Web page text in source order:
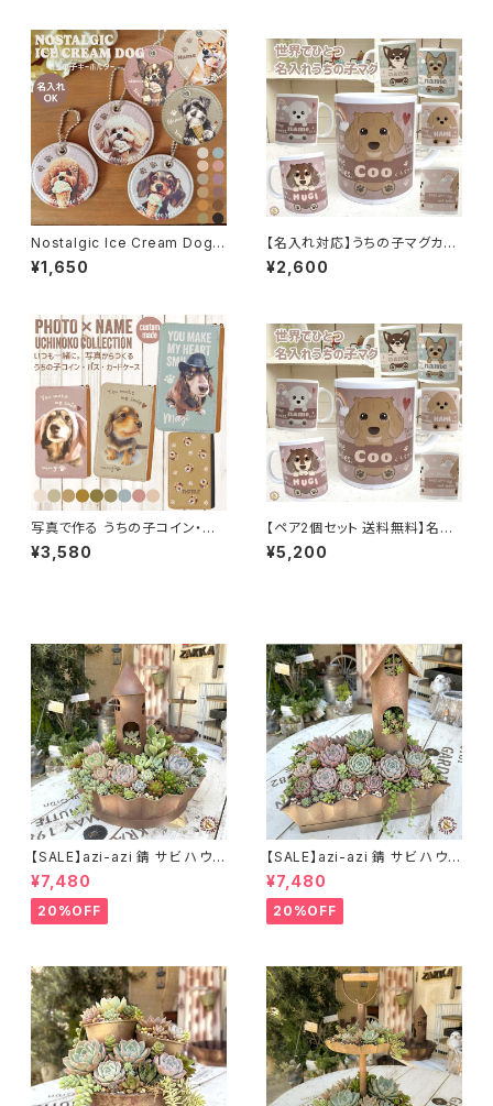
Nostalgic Ice Cream Dog
｜名入れ キーホルダー ｜うち
の子名入れ無料PUレザーキー
¥1,650
【名入れ対応】うちの子マグカッ
プ ちょこっと寄せOK♪ オーダ
ーで作る 当店オリジナル犬イラ
¥2,600
写真で作る うちの子コイン・パ
スケース・カードケース 名入れ
無料 / 写真をおしゃれにデザイ
¥3,580
【ペア2個セット 送料無料】名入
れ対応うちの子マグカップ ちょ
こっと寄せOK♪ オーダーで作
¥5,200
【SALE】azi-azi 錆 サビ ハウス
プランター ラウンド 訳あり 特価
送料無料
¥7,480
20%OFF
【SALE】azi-azi 錆 サビ ハウス
プランター スクエア 訳あり 特
価 送料無料
¥7,480
20%OFF